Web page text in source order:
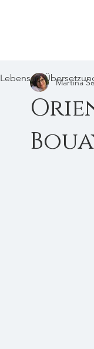
Lebensart- Martina